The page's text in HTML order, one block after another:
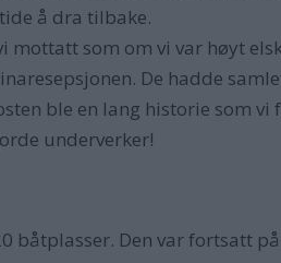
å dra tilbake.
som om vi var høyt
De hadde
ble en lang historie som
underverker!
båtplasser. Den var fortsatt